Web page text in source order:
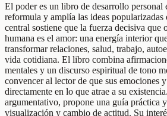
El poder es un libro de desarrollo
reformula y amplía las ideas popularizadas
central sostiene que la fuerza decisiva que
humana es el amor: una energía interior
transformar relaciones, salud, trabajo,
vida cotidiana. El libro combina
mentales y un discurso espiritual de tono
convencer al lector de que sus emociones
directamente en lo que atrae a su
argumentativo, propone una guía práctica
visualización y cambio de actitud. Su